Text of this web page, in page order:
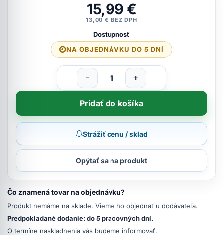
15,99 €
13,00 € BEZ DPH
Dostupnosť
NA OBJEDNÁVKU DO 5 DNÍ
- +
Pridať do košíka
Strážiť cenu / sklad
Opýtať sa na produkt
Čo znamená tovar na objednávku?
Produkt nemáme na sklade. Vieme ho objednať u dodávateľa.
Predpokladané dodanie: do 5 pracovných dní.
O termíne naskladnenia vás budeme informovať.